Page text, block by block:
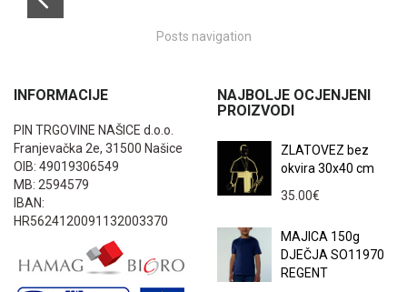
Posts navigation
INFORMACIJE
PIN TRGOVINE NAŠICE d.o.o.
Franjevačka 2e, 31500 Našice
OIB: 49019306549
MB: 2594579
IBAN:
HR5624120091132003370
NAJBOLJE OCJENJENI
PROIZVODI
ZLATOVEZ bez
okvira 30x40 cm
35.00€
MAJICA 150g
DJEČJA SO11970
REGENT